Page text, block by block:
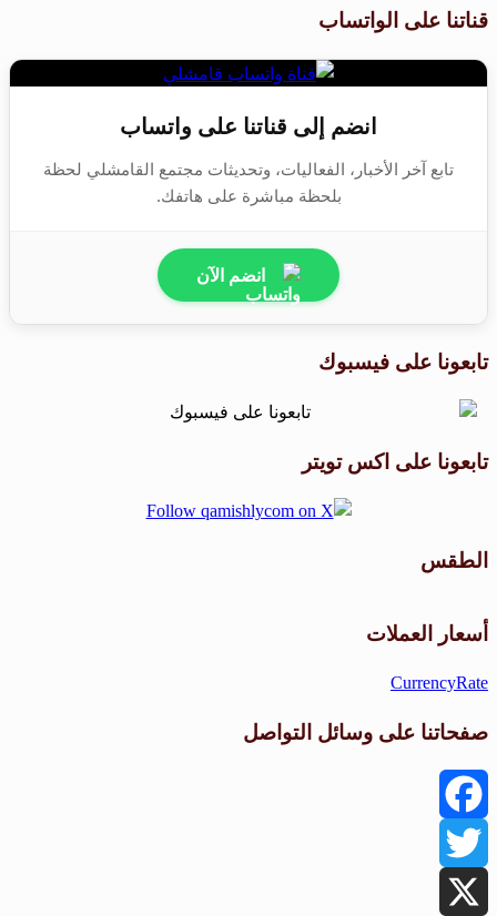
قناتنا على الواتساب
انضم إلى قناتنا على واتساب
تابع آخر الأخبار، الفعاليات، وتحديثات مجتمع القامشلي لحظة
بلحظة مباشرة على هاتفك.
انضم الآن
تابعونا على فيسبوك
تابعونا على اكس تويتر
الطقس
أسعار العملات
CurrencyRate
صفحاتنا على وسائل التواصل
Facebook
Twitter